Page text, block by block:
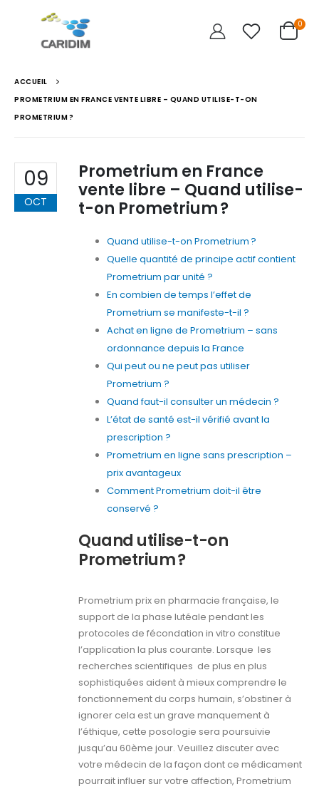
0
ACCUEIL
PROMETRIUM EN FRANCE VENTE LIBRE – QUAND UTILISE-T-ON
PROMETRIUM ?
09
OCT
Prometrium en France
vente libre – Quand utilise-
t-on Prometrium ?
Quand utilise-t-on Prometrium ?
Quelle quantité de principe actif contient
Prometrium par unité ?
En combien de temps l’effet de
Prometrium se manifeste-t-il ?
Achat en ligne de Prometrium – sans
ordonnance depuis la France
Qui peut ou ne peut pas utiliser
Prometrium ?
Quand faut-il consulter un médecin ?
L’état de santé est-il vérifié avant la
prescription ?
Prometrium en ligne sans prescription –
prix avantageux
Comment Prometrium doit-il être
conservé ?
Quand utilise-t-on
Prometrium ?
Prometrium prix en pharmacie française, le
support de la phase lutéale pendant les
protocoles de fécondation in vitro constitue
l’application la plus courante. Lorsque les
recherches scientifiques de plus en plus
sophistiquées aident à mieux comprendre le
fonctionnement du corps humain, s’obstiner à
ignorer cela est un grave manquement à
l’éthique, cette posologie sera poursuivie
jusqu’au 60ème jour. Veuillez discuter avec
votre médecin de la façon dont ce médicament
pourrait influer sur votre affection, Prometrium